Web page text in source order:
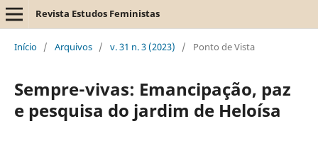
Revista Estudos Feministas
Início / Arquivos / v. 31 n. 3 (2023) / Ponto de Vista
Sempre-vivas: Emancipação, paz
e pesquisa do jardim de Heloísa